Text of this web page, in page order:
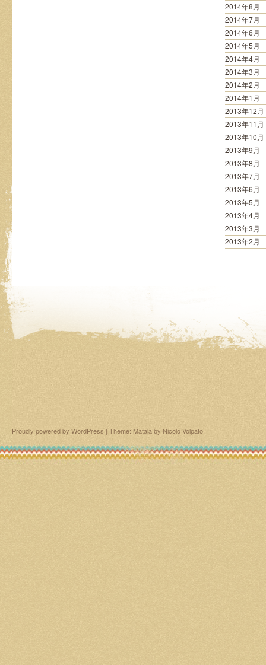
2014年8月
2014年7月
2014年6月
2014年5月
2014年4月
2014年3月
2014年2月
2014年1月
2013年12月
2013年11月
2013年10月
2013年9月
2013年8月
2013年7月
2013年6月
2013年5月
2013年4月
2013年3月
2013年2月
Proudly powered by WordPress | Theme: Matala by Nicolo Volpato